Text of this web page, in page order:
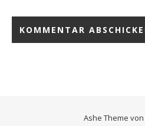
Ashe Theme von